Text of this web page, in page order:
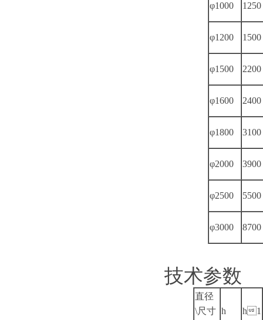
φ1000 1250
φ1200 1500
φ1500 2200
φ1600 2400
φ1800 3100
φ2000 3900
φ2500 5500
φ3000 8700
技术参数
直径
\尺寸 h h1